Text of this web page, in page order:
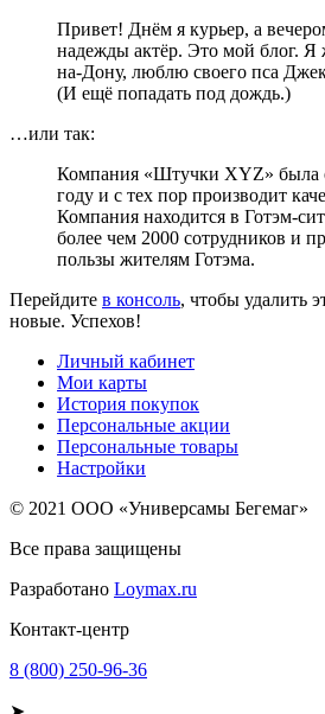
Привет! Днём я курьер, а
надежды актёр. Это мой блог. Я
на-Дону, люблю своего пса
(И ещё попадать под дождь.)
…или так:
Компания «Штучки XYZ» была
году и с тех пор производит
Компания находится в Готэм-
более чем 2000 сотрудников и
пользы жителям Готэма.
Перейдите в консоль, чтобы удалить
новые. Успехов!
Личный кабинет
Мои карты
История покупок
Персональные акции
Персональные товары
Настройки
© 2021 ООО «Универсамы Бегемаг»
Все права защищены
Разработано Loymax.ru
Контакт-центр
8 (800) 250-96-36